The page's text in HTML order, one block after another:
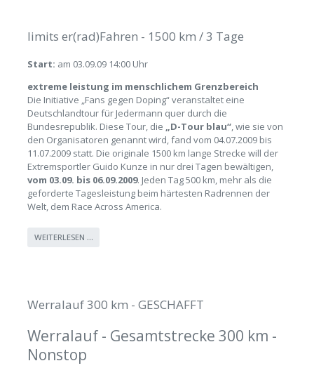
limits er(rad)Fahren - 1500 km / 3 Tage
Start: am 03.09.09 14:00 Uhr
extreme leistung im menschlichem Grenzbereich
Die Initiative „Fans gegen Doping“ veranstaltet eine
Deutschlandtour für Jedermann quer durch die
Bundesrepublik. Diese Tour, die „D-Tour blau“, wie sie von
den Organisatoren genannt wird, fand vom 04.07.2009 bis
11.07.2009 statt. Die originale 1500 km lange Strecke will der
Extremsportler Guido Kunze in nur drei Tagen bewältigen,
vom 03.09. bis 06.09.2009. Jeden Tag 500 km, mehr als die
geforderte Tagesleistung beim härtesten Radrennen der
Welt, dem Race Across America.
WEITERLESEN …
Werralauf 300 km - GESCHAFFT
Werralauf - Gesamtstrecke 300 km -
Nonstop